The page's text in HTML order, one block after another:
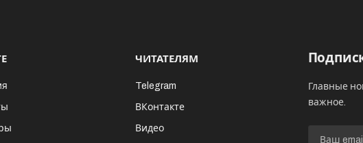
ЧИТАТЕЛЯМ
Telegram
ВКонтакте
Видео
Главные
важное.